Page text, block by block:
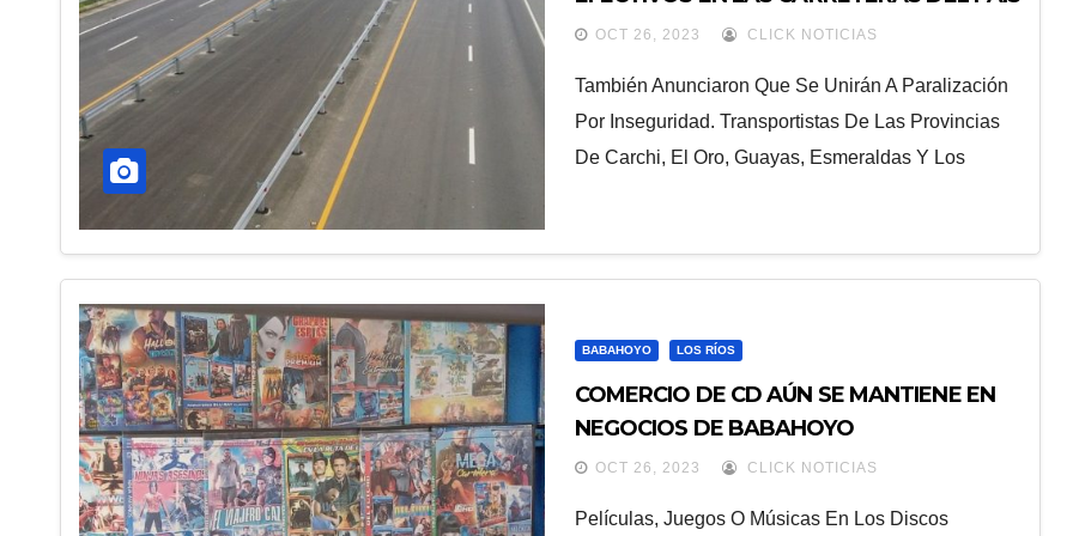
OCT 26, 2023 CLICK NOTICIAS
También Anunciaron Que Se Unirán A Paralización
Por Inseguridad. Transportistas De Las Provincias
De Carchi, El Oro, Guayas, Esmeraldas Y Los
BABAHOYO LOS RÍOS
COMERCIO DE CD AÚN SE MANTIENE EN
NEGOCIOS DE BABAHOYO
OCT 26, 2023 CLICK NOTICIAS
Películas, Juegos O Músicas En Los Discos